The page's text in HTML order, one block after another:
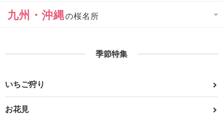
九州・沖縄の桜名所
季節特集
いちご狩り
お花見